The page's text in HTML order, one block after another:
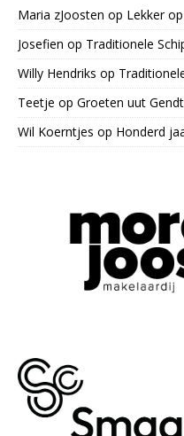
Maria zJoosten op Lekker
Josefien op Traditionele
Willy Hendriks op
Teetje op Groeten uut Gendt
Wil Koerntjes op Honderd